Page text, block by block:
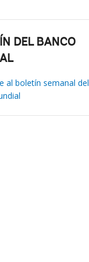
DEL BANCO
al boletín semanal del